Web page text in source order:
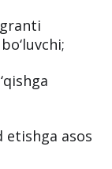
asos